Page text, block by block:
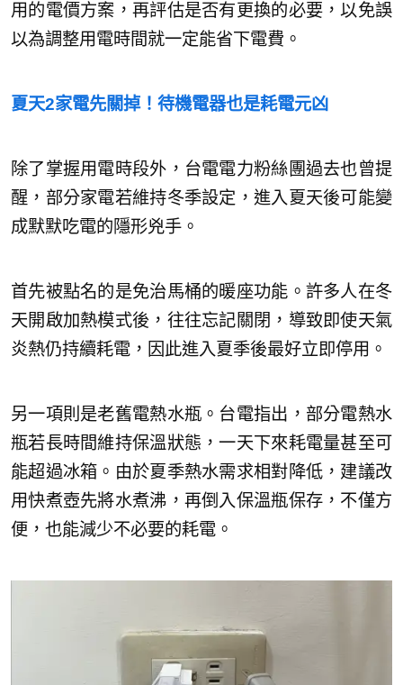
用的電價方案，再評估是否有更換的必要，以免誤
以為調整用電時間就一定能省下電費。
夏天2家電先關掉！待機電器也是耗電元凶
除了掌握用電時段外，台電電力粉絲團過去也曾提
醒，部分家電若維持冬季設定，進入夏天後可能變
成默默吃電的隱形兇手。
首先被點名的是免治馬桶的暖座功能。許多人在冬
天開啟加熱模式後，往往忘記關閉，導致即使天氣
炎熱仍持續耗電，因此進入夏季後最好立即停用。
另一項則是老舊電熱水瓶。台電指出，部分電熱水
瓶若長時間維持保溫狀態，一天下來耗電量甚至可
能超過冰箱。由於夏季熱水需求相對降低，建議改
用快煮壺先將水煮沸，再倒入保溫瓶保存，不僅方
便，也能減少不必要的耗電。